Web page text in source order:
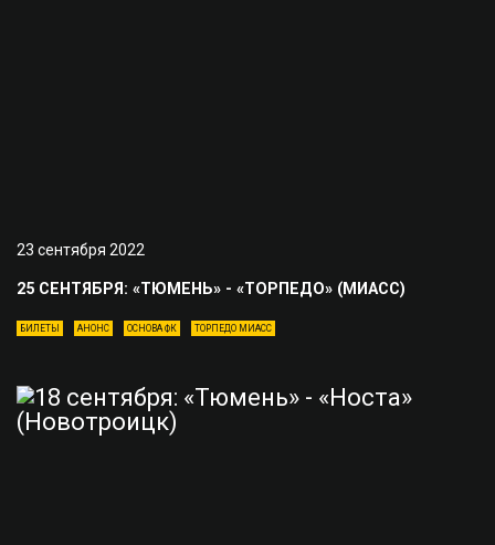
23 сентября 2022
25 СЕНТЯБРЯ: «ТЮМЕНЬ» - «ТОРПЕДО» (МИАСС)
БИЛЕТЫ АНОНС ОСНОВА ФК ТОРПЕДО МИАСС